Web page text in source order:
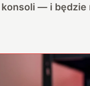
— i będzie